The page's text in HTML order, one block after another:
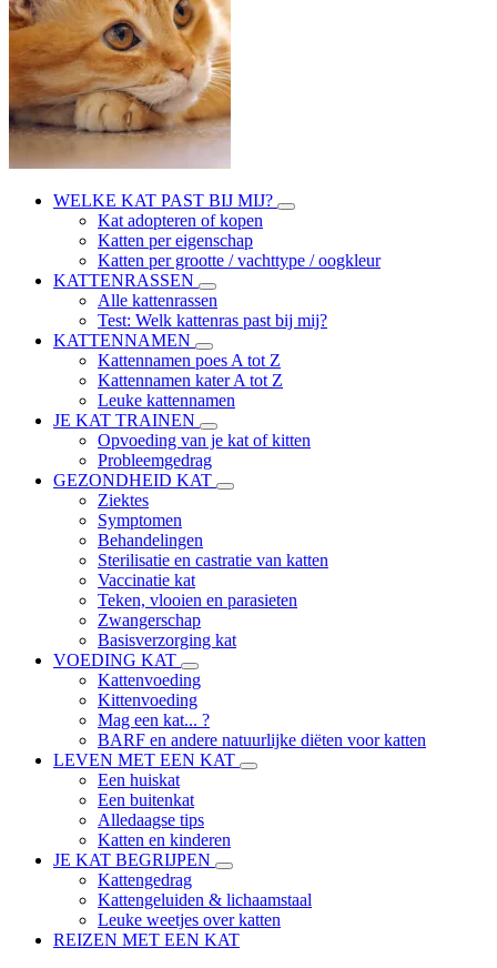
WELKE KAT PAST BIJ MIJ?
Kat adopteren of kopen
Katten per eigenschap
Katten per grootte / vachttype / oogkleur
KATTENRASSEN
Alle kattenrassen
Test: Welk kattenras past bij mij?
KATTENNAMEN
Kattennamen poes A tot Z
Kattennamen kater A tot Z
Leuke kattennamen
JE KAT TRAINEN
Opvoeding van je kat of kitten
Probleemgedrag
GEZONDHEID KAT
Ziektes
Symptomen
Behandelingen
Sterilisatie en castratie van katten
Vaccinatie kat
Teken, vlooien en parasieten
Zwangerschap
Basisverzorging kat
VOEDING KAT
Kattenvoeding
Kittenvoeding
Mag een kat... ?
BARF en andere natuurlijke diëten voor katten
LEVEN MET EEN KAT
Een huiskat
Een buitenkat
Alledaagse tips
Katten en kinderen
JE KAT BEGRIJPEN
Kattengedrag
Kattengeluiden & lichaamstaal
Leuke weetjes over katten
REIZEN MET EEN KAT